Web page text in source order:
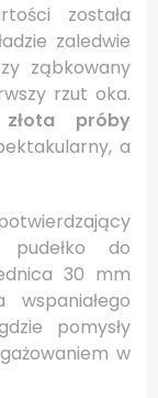
została
zaledwie
ząbkowany
rzut oka.
próby
a
pudełko do
30 mm
pomysły
w